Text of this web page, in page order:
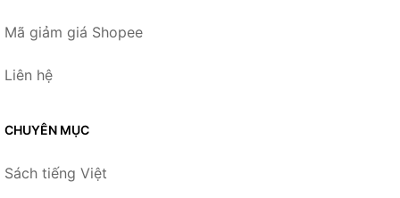
Mã giảm giá Shopee
Liên hệ
CHUYÊN MỤC
Sách tiếng Việt